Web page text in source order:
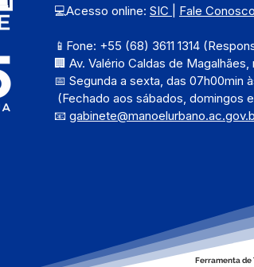
💻Acesso online: SIC Fale Conosco
📱Fone: +55 (68) 3611 1314
🏢 Av. Valério Caldas de
📅 Segunda a sexta, das 07h00min
(Fechado aos sábados, domingos
📧
Ferramenta de